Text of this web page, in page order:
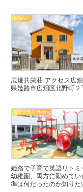
お知らせ
広畑共栄荘 アクセス広
県姫路市広畑区北野町
親子クラス Happy
姫路で子育て英語リト
幼稚園、両方に勤めて
準は何だったのか知りた